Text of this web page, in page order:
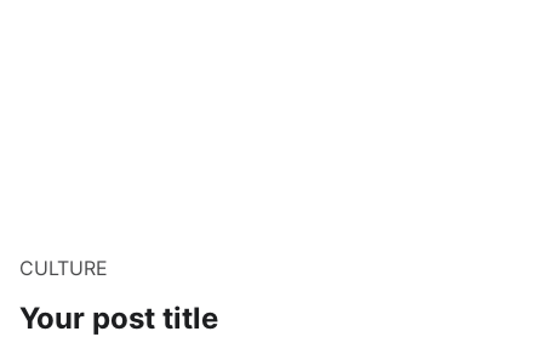
CULTURE
Your post title